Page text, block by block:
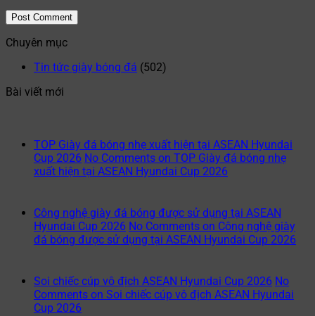
Chuyên mục
Tin tức giày bóng đá (502)
Bài viết mới
TOP Giày đá bóng nhẹ xuất hiện tại ASEAN Hyundai
Cup 2026 No Comments on TOP Giày đá bóng nhẹ
xuất hiện tại ASEAN Hyundai Cup 2026
Công nghệ giày đá bóng được sử dụng tại ASEAN
Hyundai Cup 2026 No Comments on Công nghệ giày
đá bóng được sử dụng tại ASEAN Hyundai Cup 2026
Soi chiếc cúp vô địch ASEAN Hyundai Cup 2026 No
Comments on Soi chiếc cúp vô địch ASEAN Hyundai
Cup 2026